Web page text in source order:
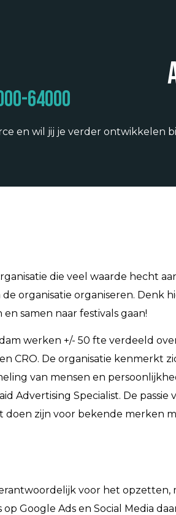
-64000
en wil jij je verder ontwikkelen
die veel waarde hecht
organisatie organiseren. Denk
samen naar festivals gaan!
werken +/- 50 fte verdeeld
CRO. De organisatie kenmerkt
van mensen en
Advertising Specialist. De
doen zijn voor bekende merken
voor het
Google Ads en Social Media